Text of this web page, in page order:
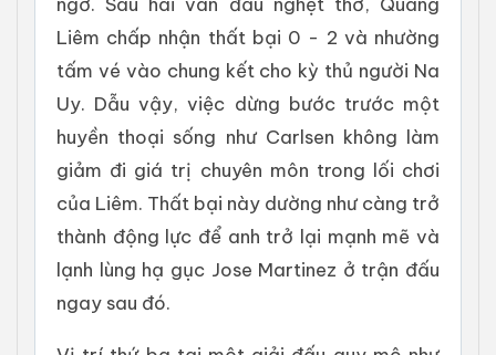
Liêm chấp nhận thất bại 0 - 2 và nhường
tấm vé vào chung kết cho kỳ thủ người Na
Uy. Dẫu vậy, việc dừng bước trước một
huyền thoại sống như Carlsen không làm
giảm đi giá trị chuyên môn trong lối chơi
của Liêm. Thất bại này dường như càng trở
thành động lực để anh trở lại mạnh mẽ và
lạnh lùng hạ gục Jose Martinez ở trận đấu
ngay sau đó.